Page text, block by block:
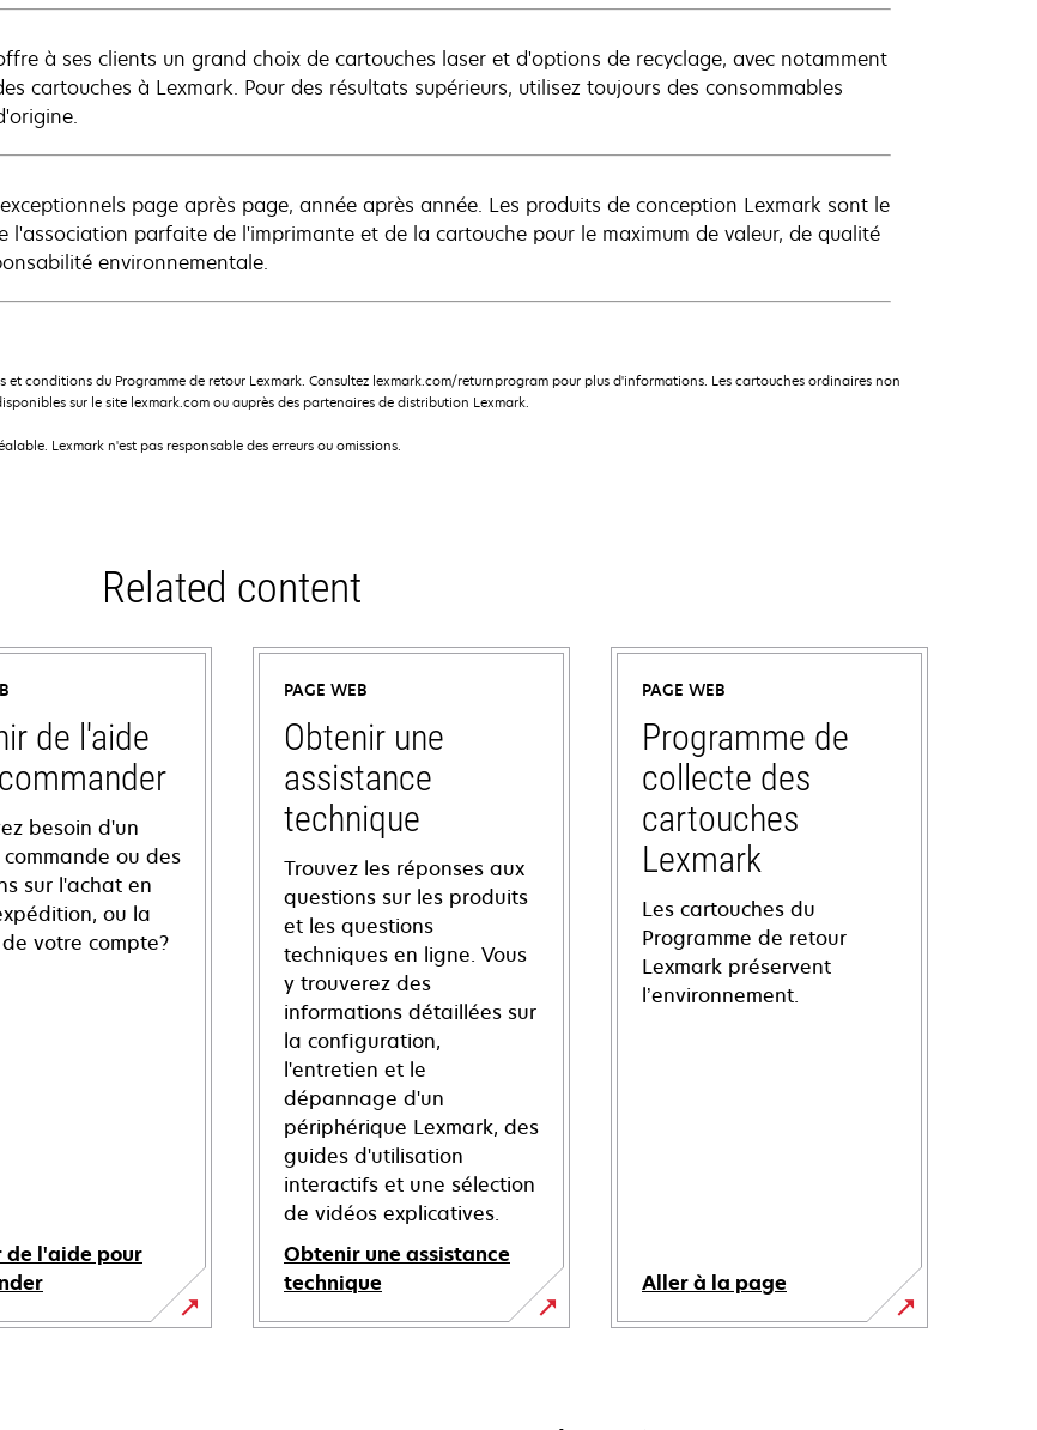
à ses clients un grand choix de cartouches laser et d'options de recyclage, avec notamment
cartouches à Lexmark. Pour des résultats supérieurs, utilisez toujours des consommables
page après page, année après année. Les produits de conception Lexmark sont le
l'association parfaite de l'imprimante et de la cartouche pour le maximum de valeur, de qualité
environnementale.
et conditions du Programme de retour Lexmark. Consultez lexmark.com/returnprogram pour plus d'informations. Les cartouches ordinaires non
sur le site lexmark.com ou auprès des partenaires de distribution Lexmark.
Lexmark n'est pas responsable des erreurs ou omissions.
Related content
de l'aide
besoin d'un
ou des
sur l'achat en
ou la
votre compte?
de l'aide pour
PAGE WEB
Obtenir une
assistance
technique
Trouvez les réponses aux
questions sur les produits
et les questions
techniques en ligne. Vous
y trouverez des
informations détaillées sur
la configuration,
l'entretien et le
dépannage d'un
périphérique Lexmark, des
guides d'utilisation
interactifs et une sélection
de vidéos explicatives.
Obtenir une assistance
technique
s’ouvre
PAGE WEB
Programme de
collecte des
cartouches
Lexmark
Les cartouches du
Programme de retour
Lexmark préservent
l’environnement.
Aller à la page